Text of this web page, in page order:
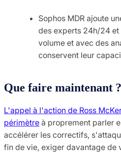
Sophos MDR ajoute
des experts 24h/24
volume et avec des
conservent leur
Que faire maintenant ?
L'appel à l'action de Ross
périmètre à proprement parler
accélérer les correctifs,
fin de vie, exiger davantage de